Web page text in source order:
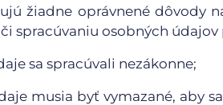
žiadne oprávnené dôvody
spracúvaniu osobných údajov
sa spracúvali nezákonne;
musia byť vymazané, aby